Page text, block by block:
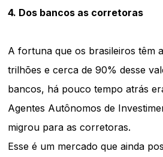
4. Dos bancos as corretoras
A fortuna que os brasileiros têm
trilhões e cerca de 90% desse
bancos, há pouco tempo atrás
Agentes Autônomos de
migrou para as corretoras.
Esse é um mercado que ainda